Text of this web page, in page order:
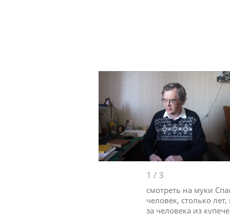
1 / 3
смотреть на муки
человек, столько
за человека из